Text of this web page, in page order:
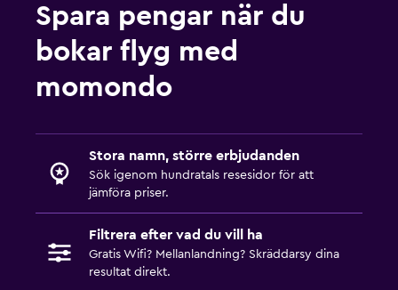
Spara pengar när du
bokar flyg med
momondo
Stora namn, större erbjudanden
Sök igenom hundratals resesidor för att
jämföra priser.
Filtrera efter vad du vill ha
Gratis Wifi? Mellanlandning? Skräddarsy dina
resultat direkt.